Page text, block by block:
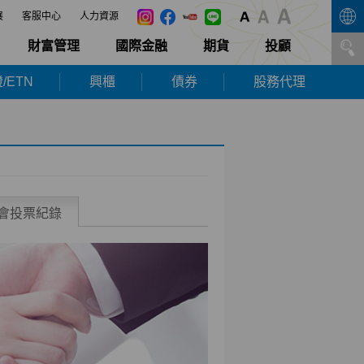
客服中心 人力資源
財富管理 國際金融 期貨 投顧
ETN 興櫃 債券 股務代理
投票紀錄